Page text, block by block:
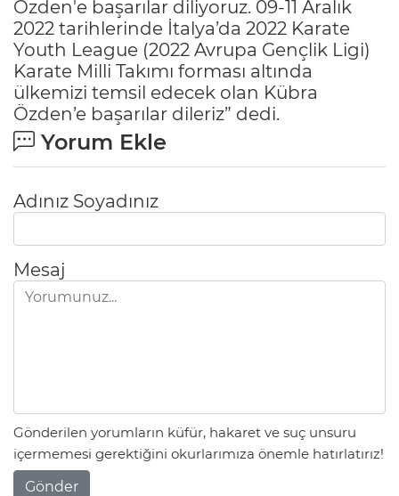
Özden'e başarılar diliyoruz. 09-11 Aralık
2022 tarihlerinde İtalya’da 2022 Karate
Youth League (2022 Avrupa Gençlik Ligi)
Karate Milli Takımı forması altında
ülkemizi temsil edecek olan Kübra
Özden’e başarılar dileriz” dedi.
Yorum Ekle
Adınız Soyadınız
Mesaj
Gönderilen yorumların küfür, hakaret ve suç unsuru
içermemesi gerektiğini okurlarımıza önemle hatırlatırız!
Gönder